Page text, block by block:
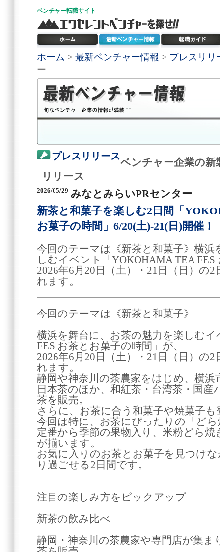
ベンチャー転職サイト
ホーム > 最新ベンチャー情報 > プレスリリ
ー
プレスリリース
ベンチャー企業の新
リリース
2026/05/29 みなとみらいPRセンター
新茶と和菓子を楽しむ2日間「
お菓子の時間」6/20(土)-21(日)開催！
今回のテーマは《新茶と和菓子》横浜
しむイベント「YOKOHAMA TEA
2026年6月20日（土）・21日（日）の
れます。
今回のテーマは《新茶と和菓子》
横浜を舞台に、お茶の魅力を楽しむ
FES お茶とお菓子の時間」が、
2026年6月20日（土）・21日（日）の
れます。
静岡や神奈川の茶農家をはじめ、横浜
日本茶のほか、和紅茶・台湾茶・国
茶を販売。
さらに、お茶に合う和菓子や焼菓子も
今回は特に、お茶にぴったりの「ど
定番から季節の果物入り、米粉どら
が揃います。
お気に入りのお茶とお菓子を見つけ
り過ごせる2日間です。
注目の楽しみ方をピックアップ
新茶の飲み比べ
静岡・神奈川の茶農家や専門店が集